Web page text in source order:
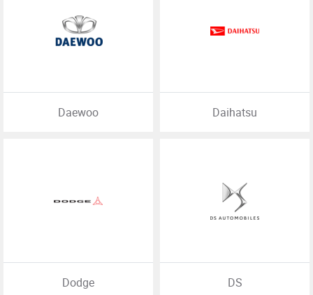
Daewoo Daihatsu
Dodge DS